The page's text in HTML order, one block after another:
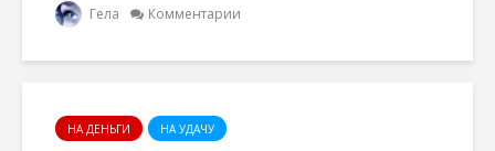
Гела Комментарии
НА ДЕНЬГИ НА УДАЧУ